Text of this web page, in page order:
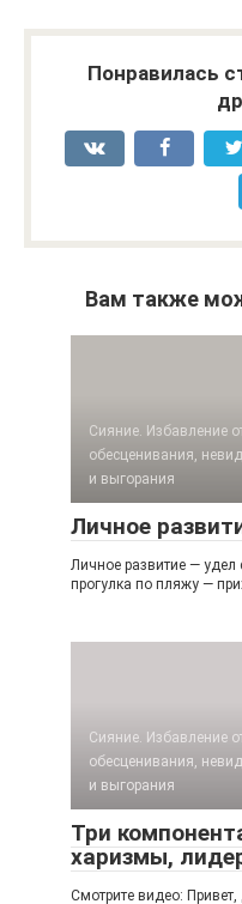
Понравилась
Вам также
Сияние. Избавление
обесценивания,
и выгорания
Личное
Личное развитие — удел
прогулка по пляжу —
Сияние. Избавление
обесценивания,
и выгорания
Три
харизмы,
Смотрите видео: